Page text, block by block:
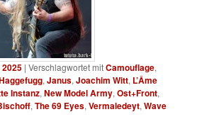
|Verschlagwortet mitCamouflage,
,Janus,Joachim Witt, L’Âme
Instanz,New Model Army,Ost+Front,
,The 69 Eyes,Vermaledeyt,Wave